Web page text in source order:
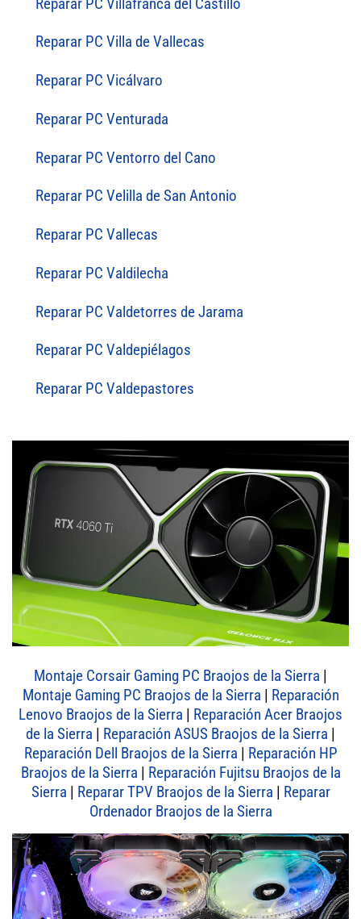
Reparar PC Villa de Vallecas
Reparar PC Vicálvaro
Reparar PC Venturada
Reparar PC Ventorro del Cano
Reparar PC Velilla de San Antonio
Reparar PC Vallecas
Reparar PC Valdilecha
Reparar PC Valdetorres de Jarama
Reparar PC Valdepiélagos
Reparar PC Valdepastores
Montaje Corsair Gaming PC Braojos de la Sierra |
Montaje Gaming PC Braojos de la Sierra | Reparación
Lenovo Braojos de la Sierra | Reparación Acer Braojos
de la Sierra | Reparación ASUS Braojos de la Sierra |
Reparación Dell Braojos de la Sierra | Reparación HP
Braojos de la Sierra | Reparación Fujitsu Braojos de la
Sierra | Reparar TPV Braojos de la Sierra | Reparar
Ordenador Braojos de la Sierra